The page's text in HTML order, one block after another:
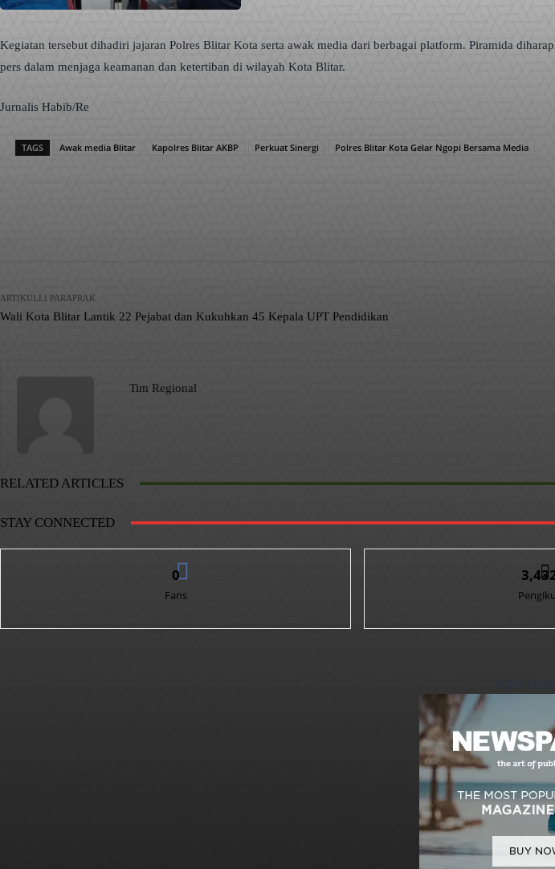
Kegiatan tersebut dihadiri jajaran Polres Blitar Kota serta awak media dari berbagai platform. Piramida
pers dalam menjaga keamanan dan ketertiban di wilayah Kota Blitar.
Jurnalis Habib/Re
TAGS Awak media Blitar Kapolres Blitar AKBP Perkuat Sinergi Polres Blitar Kota Gelar Ngopi Bersama Media
ARTIKULLI PARAPRAK
Wali Kota Blitar Lantik 22 Pejabat dan Kukuhkan 45 Kepala UPT Pendidikan
Tim Regional
RELATED ARTICLES
STAY CONNECTED
0
Fans